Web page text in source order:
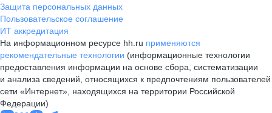
Защита персональных данных
Пользовательское соглашение
ИТ аккредитация
На информационном ресурсе hh.ru применяются
рекомендательные технологии (информационные технологии
предоставления информации на основе сбора, систематизации
и анализа сведений, относящихся к предпочтениям пользователей
сети «Интернет», находящихся на территории Российской
Федерации)